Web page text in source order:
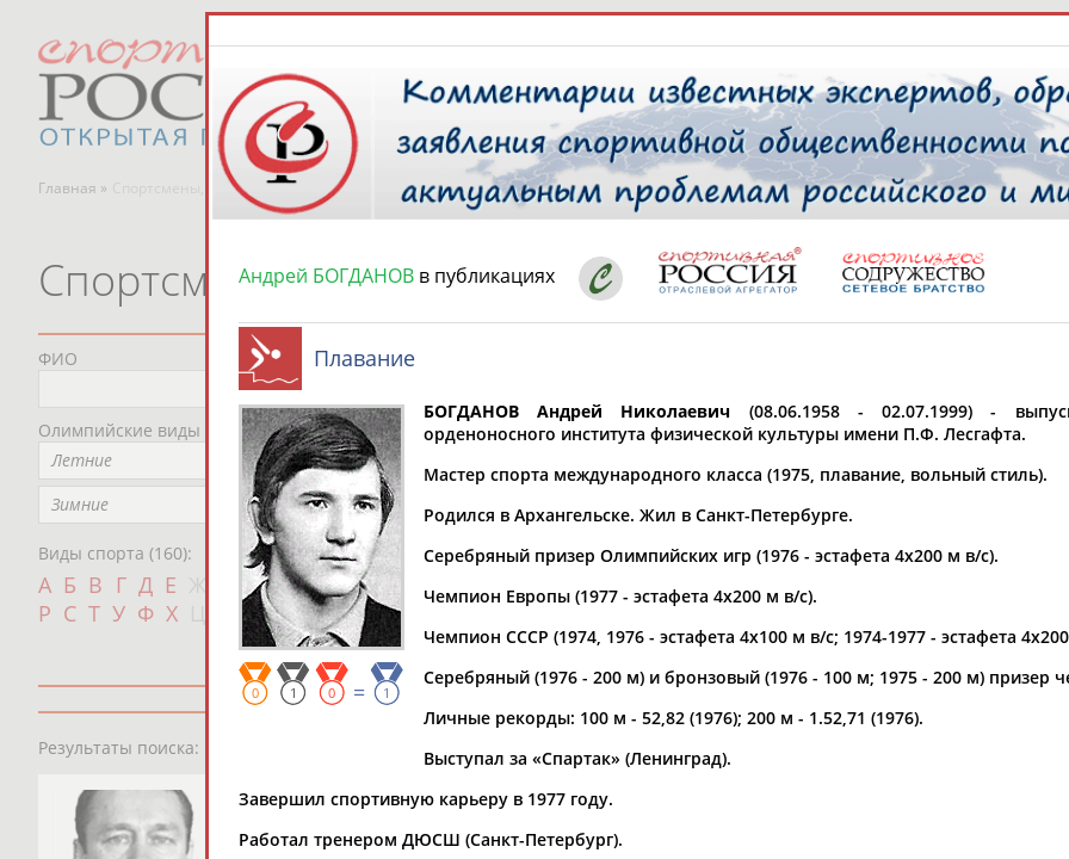
Главная » Спортсмены, тренеры и специалисты ТАБЛО
РЕСУРСНАЯ ПЛОЩАДКА
Спортсмены, тренеры и специалисты
ФИО
Олимпийские виды спорта
Летние
Зимние
Виды спорта (160):
А Б В Г Д Е И К Л М Н О
П
Р С Т У Ф Х Ш Щ Э Ю Я
* для действующих спортсменов
Место рождения
Не выбран
Дата рождения
с
чч мм год по
Результаты поиска:
Андрей БОГДАНОВ в публикациях
Плавание
0 1 0 = 1
БОГДАНОВ Андрей Николаевич (08.06.1958 - 02.07.1999) -
орденоносного института физической культуры имени П.Ф. Лесгафта.
Мастер спорта международного класса (1975, плавание, вольный стиль).
Родился в Архангельске. Жил в Санкт-Петербурге.
Серебряный призер Олимпийских игр (1976 - эстафета 4х200 м в/с).
Чемпион Европы (1977 - эстафета 4х200 м в/с).
Чемпион СССР (1974, 1976 - эстафета 4х100 м в/с; 1974-1977 - эстафета
Серебряный (1976 - 200 м) и бронзовый (1976 - 100 м; 1975 - 200 м) призер
Личные рекорды: 100 м - 52,82 (1976); 200 м - 1.52,71 (1976).
Выступал за «Спартак» (Ленинград).
Завершил спортивную карьеру в 1977 году.
Работал тренером ДЮСШ (Санкт-Петербург).